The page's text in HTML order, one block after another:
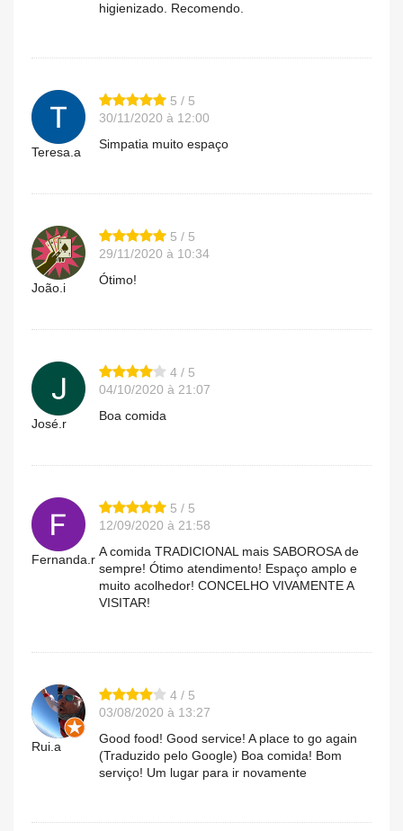
higienizado. Recomendo.
Teresa.a
5 / 5
30/11/2020 à 12:00
Simpatia muito espaço
João.i
5 / 5
29/11/2020 à 10:34
Ótimo!
José.r
4 / 5
04/10/2020 à 21:07
Boa comida
Fernanda.r
5 / 5
12/09/2020 à 21:58
A comida TRADICIONAL mais SABOROSA de
sempre! Ótimo atendimento! Espaço amplo e
muito acolhedor! CONCELHO VIVAMENTE A
VISITAR!
Rui.a
4 / 5
03/08/2020 à 13:27
Good food! Good service! A place to go again
(Traduzido pelo Google) Boa comida! Bom
serviço! Um lugar para ir novamente